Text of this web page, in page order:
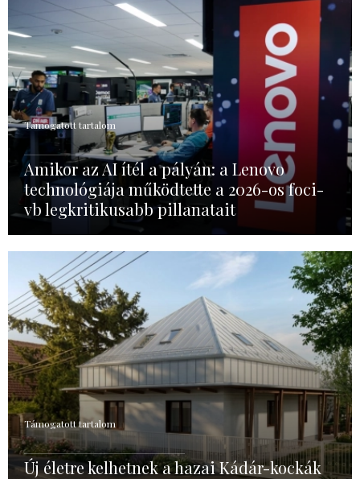
Támogatott tartalom
Amikor az AI ítél a pályán: a Lenovo
technológiája működtette a 2026-os foci-
vb legkritikusabb pillanatait
Támogatott tartalom
Új életre kelhetnek a hazai Kádár-kockák